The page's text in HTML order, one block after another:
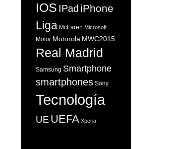
IOS IPad iPhone
Liga McLaren Microsoft
Motor Motorola MWC2015
Real Madrid
Samsung Smartphone
smartphones Sony
Tecnología
UE UEFA Xperia